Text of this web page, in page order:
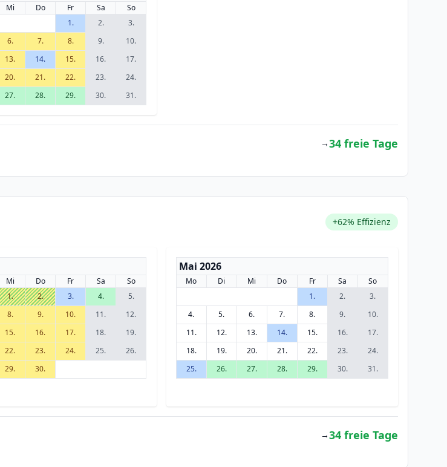
Mi Do Fr Sa
So
1.
2.
3.
6. 7. 8. 9.
10.
13. 14. 15. 16.
17.
20. 21. 22. 23.
24.
27. 28. 29. 30. 31.
→34 freie Tage
+62% Effizienz
Mi Do Fr Sa
So
1.
2. 3. 4.
5.
8. 9. 10. 11.
12.
15. 16. 17. 18.
19.
22. 23. 24. 25.
26.
29. 30.
Mai 2026
Mo Di Mi Do Fr Sa
So
1.
2.
3.
4.
5. 6. 7. 8. 9.
10.
11.
12. 13. 14. 15. 16.
17.
18.
19. 20. 21. 22. 23.
24.
25.
26. 27. 28. 29. 30. 31.
→34 freie Tage